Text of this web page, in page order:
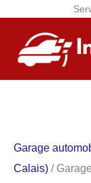
contenu
Garage
Calais) /